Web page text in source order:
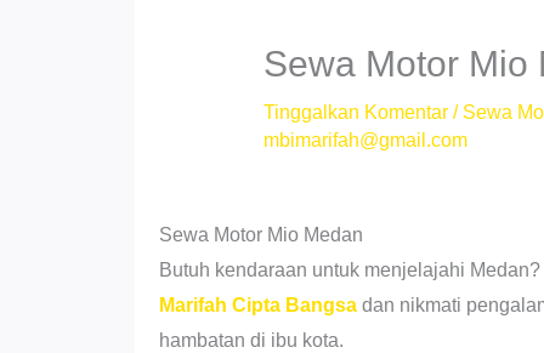
Sewa Motor Mio
Tinggalkan Komentar / Sewa
mbimarifah@gmail.com
Sewa Motor Mio Medan
Butuh kendaraan untuk menjelajahi Medan?
Marifah Cipta Bangsadan nikmati
hambatan di ibu kota.